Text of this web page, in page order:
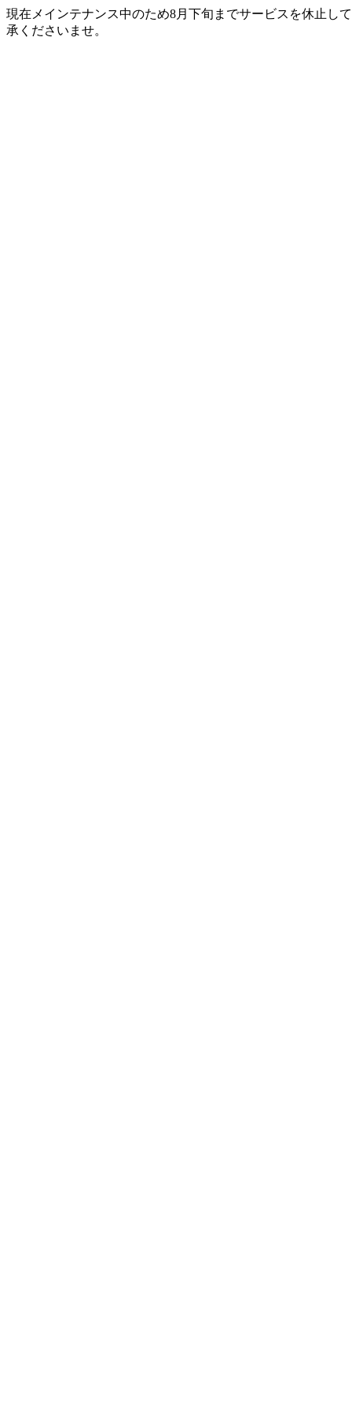
現在メインテナンス中のため8月下旬までサービスを休止し
承くださいませ。